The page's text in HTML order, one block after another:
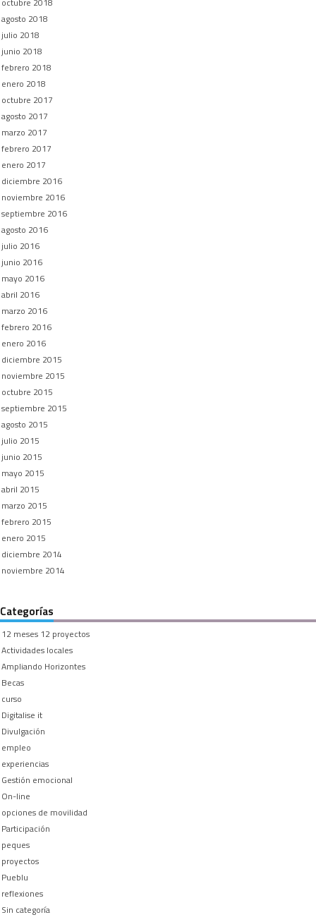
agosto 2018
julio 2018
junio 2018
febrero 2018
enero 2018
octubre 2017
agosto 2017
marzo 2017
febrero 2017
enero 2017
diciembre 2016
noviembre 2016
septiembre 2016
agosto 2016
julio 2016
junio 2016
mayo 2016
abril 2016
marzo 2016
febrero 2016
enero 2016
diciembre 2015
noviembre 2015
octubre 2015
septiembre 2015
agosto 2015
julio 2015
junio 2015
mayo 2015
abril 2015
marzo 2015
febrero 2015
enero 2015
diciembre 2014
noviembre 2014
Categorías
12 meses 12 proyectos
Actividades locales
Ampliando Horizontes
Becas
curso
Digitalise it
Divulgación
empleo
experiencias
Gestión emocional
On-line
opciones de movilidad
Participación
peques
proyectos
Pueblu
reflexiones
Sin categoría